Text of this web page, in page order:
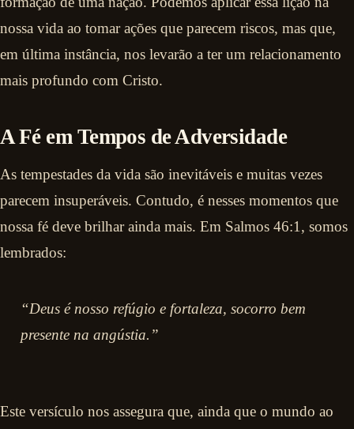
nossa vida ao tomar ações que parecem riscos, mas que,
em última instância, nos levarão a ter um relacionamento
mais profundo com Cristo.
A Fé em Tempos de Adversidade
As tempestades da vida são inevitáveis e muitas vezes
parecem insuperáveis. Contudo, é nesses momentos que
nossa fé deve brilhar ainda mais. Em Salmos 46:1, somos
lembrados:
“Deus é nosso refúgio e fortaleza, socorro bem
presente na angústia.”
Este versículo nos assegura que, ainda que o mundo ao